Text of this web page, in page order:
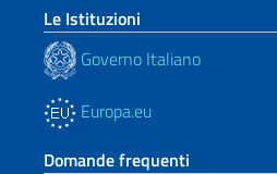
Le Istituzioni
Governo Italiano
Europa.eu
Domande frequenti